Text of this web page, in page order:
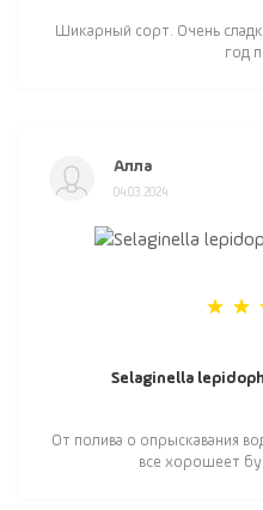
Шикарный сорт. Очень
год
Алла
04.03.2024
Selaginella
От полива о опрыскавания
все хорошеет